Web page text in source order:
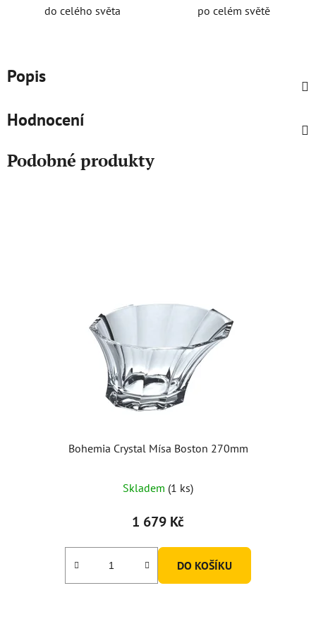
do celého světa po celém světě
Popis
Hodnocení
Podobné produkty
Bohemia Crystal Mísa Boston 270mm
Skladem (1 ks)
1 679 Kč
DO KOŠÍKU